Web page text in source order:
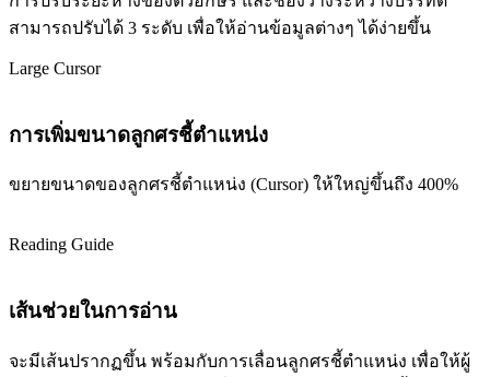
สามารถปรับได้ 3 ระดับ เพื่อให้อ่านข้อมูลต่างๆ ได้ง่ายขึ้น
Large Cursor
การเพิ่มขนาดลูกศรชี้ตำแหน่ง
ขยายขนาดของลูกศรชี้ตำแหน่ง (Cursor) ให้ใหญ่ขึ้นถึง 400%
Reading Guide
เส้นช่วยในการอ่าน
จะมีเส้นปรากฏขึ้น พร้อมกับการเลื่อนลูกศรชี้ตำแหน่ง เพื่อให้ผู้